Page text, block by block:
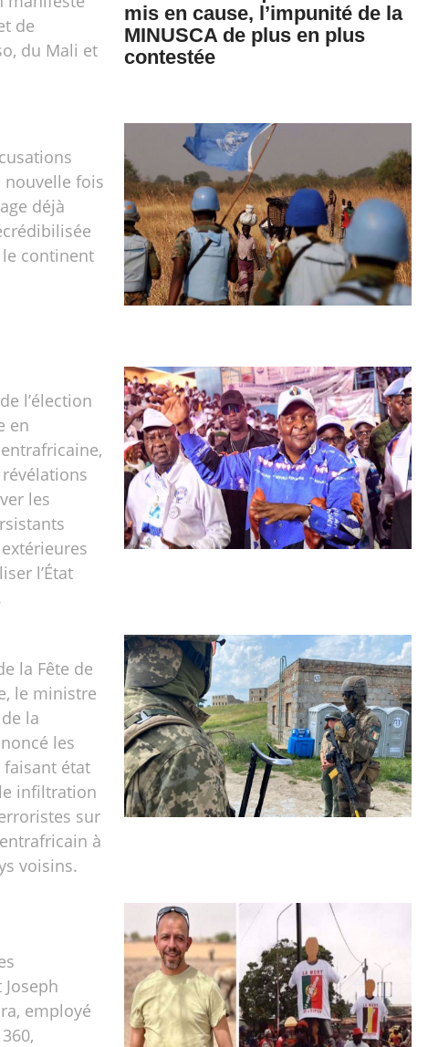
de
du Mali et
mis en cause, l’impunité de la
MINUSCA de plus en plus
contestée
fois
déjà
le continent
l’élection
en
les
l’État
la Fête de
le ministre
la
les
état
infiltration
sur
à
voisins.
employé